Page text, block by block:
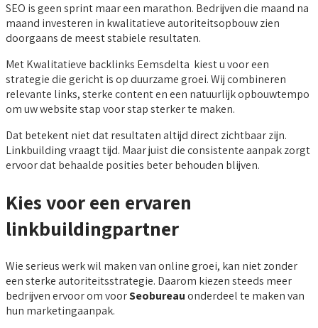
SEO is geen sprint maar een marathon. Bedrijven die maand na
maand investeren in kwalitatieve autoriteitsopbouw zien
doorgaans de meest stabiele resultaten.
Met Kwalitatieve backlinks Eemsdelta kiest u voor een
strategie die gericht is op duurzame groei. Wij combineren
relevante links, sterke content en een natuurlijk opbouwtempo
om uw website stap voor stap sterker te maken.
Dat betekent niet dat resultaten altijd direct zichtbaar zijn.
Linkbuilding vraagt tijd. Maar juist die consistente aanpak zorgt
ervoor dat behaalde posities beter behouden blijven.
Kies voor een ervaren
linkbuildingpartner
Wie serieus werk wil maken van online groei, kan niet zonder
een sterke autoriteitsstrategie. Daarom kiezen steeds meer
bedrijven ervoor om voorSeobureauonderdeel te maken van
hun marketingaanpak.